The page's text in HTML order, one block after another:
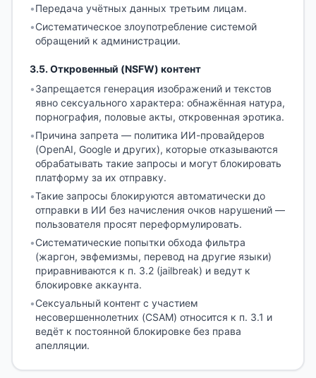
•Передача учётных данных третьим лицам.
•Систематическое злоупотребление системой
обращений к администрации.
3.5. Откровенный (NSFW) контент
•Запрещается генерация изображений и текстов
явно сексуального характера: обнажённая натура,
порнография, половые акты, откровенная эротика.
•Причина запрета — политика ИИ-провайдеров
(OpenAI, Google и других), которые отказываются
обрабатывать такие запросы и могут блокировать
платформу за их отправку.
•Такие запросы блокируются автоматически до
отправки в ИИ без начисления очков нарушений —
пользователя просят переформулировать.
•Систематические попытки обхода фильтра
(жаргон, эвфемизмы, перевод на другие языки)
приравниваются к п. 3.2 (jailbreak) и ведут к
блокировке аккаунта.
•Сексуальный контент с участием
несовершеннолетних (CSAM) относится к п. 3.1 и
ведёт к постоянной блокировке без права
апелляции.